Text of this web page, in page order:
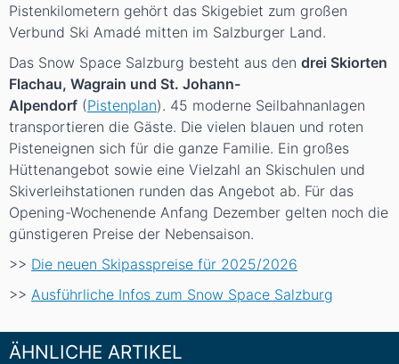
Pistenkilometern gehört das Skigebiet zum großen
Verbund Ski Amadé mitten im Salzburger Land.
Das Snow Space Salzburg besteht aus den drei Skiorten
Flachau, Wagrain und St. Johann-
Alpendorf (Pistenplan). 45 moderne Seilbahnanlagen
transportieren die Gäste. Die vielen blauen und roten
Pisteneignen sich für die ganze Familie. Ein großes
Hüttenangebot sowie eine Vielzahl an Skischulen und
Skiverleihstationen runden das Angebot ab. Für das
Opening-Wochenende Anfang Dezember gelten noch die
günstigeren Preise der Nebensaison.
>> Die neuen Skipasspreise für 2025/2026
>> Ausführliche Infos zum Snow Space Salzburg
ÄHNLICHE ARTIKEL